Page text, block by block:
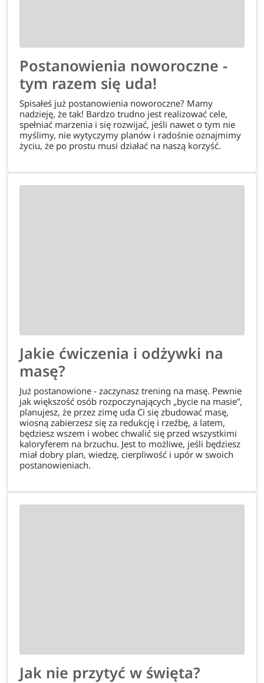
Postanowienia noworoczne -
tym razem się uda!
Spisałeś już postanowienia noworoczne? Mamy
nadzieję, że tak! Bardzo trudno jest realizować cele,
spełniać marzenia i się rozwijać, jeśli nawet o tym nie
myślimy, nie wytyczymy planów i radośnie oznajmimy
życiu, że po prostu musi działać na naszą korzyść.
Jakie ćwiczenia i odżywki na
masę?
Już postanowione - zaczynasz trening na masę. Pewnie
jak większość osób rozpoczynających „bycie na masie”,
planujesz, że przez zimę uda Ci się zbudować masę,
wiosną zabierzesz się za redukcję i rzeźbę, a latem,
będziesz wszem i wobec chwalić się przed wszystkimi
kaloryferem na brzuchu. Jest to możliwe, jeśli będziesz
miał dobry plan, wiedzę, cierpliwość i upór w swoich
postanowieniach.
Jak nie przytyć w święta?